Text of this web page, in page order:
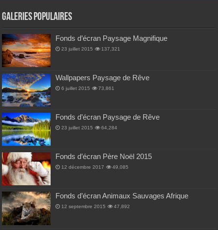
Galeries Populaires
Fonds d’écran Paysage Magnifique
23 juillet 2015 137,321
Wallpapers Paysage de Rêve
6 juillet 2015 73,861
Fonds d’écran Paysage de Rêve
23 juillet 2015 64,284
Fonds d’écran Père Noël 2015
12 décembre 2017 49,085
Fonds d’écran Animaux Sauvages Afrique
12 septembre 2015 47,892